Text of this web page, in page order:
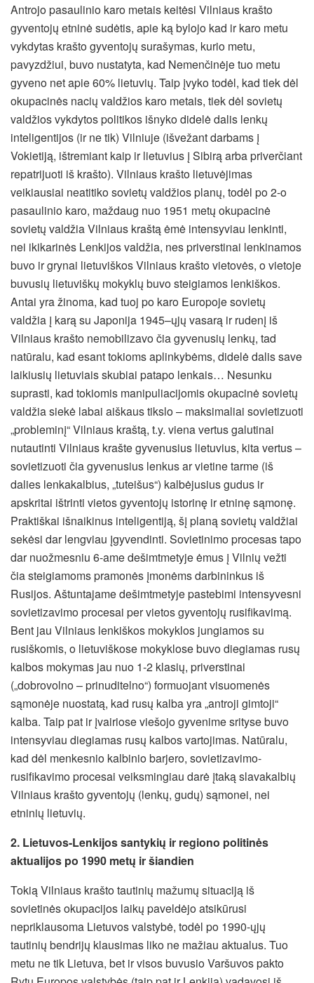
Antrojo pasaulinio karo metais keitėsi Vilniaus krašto
gyventojų etninė sudėtis, apie ką bylojo kad ir karo metu
vykdytas krašto gyventojų surašymas, kurio metu,
pavyzdžiui, buvo nustatyta, kad Nemenčinėje tuo metu
gyveno net apie 60% lietuvių. Taip įvyko todėl, kad tiek dėl
okupacinės nacių valdžios karo metais, tiek dėl sovietų
valdžios vykdytos politikos išnyko didelė dalis lenkų
inteligentijos (ir ne tik) Vilniuje (išvežant darbams į
Vokietiją, ištremiant kaip ir lietuvius į Sibirą arba priverčiant
repatrijuoti iš krašto). Vilniaus krašto lietuvėjimas
veikiausiai neatitiko sovietų valdžios planų, todėl po 2-o
pasaulinio karo, maždaug nuo 1951 metų okupacinė
sovietų valdžia Vilniaus kraštą ėmė intensyviau lenkinti,
nei ikikarinės Lenkijos valdžia, nes priverstinai lenkinamos
buvo ir grynai lietuviškos Vilniaus krašto vietovės, o vietoje
buvusių lietuviškų mokyklų buvo steigiamos lenkiškos.
Antai yra žinoma, kad tuoj po karo Europoje sovietų
valdžia į karą su Japonija 1945–ųjų vasarą ir rudenį iš
Vilniaus krašto nemobilizavo čia gyvenusių lenkų, tad
natūralu, kad esant tokioms aplinkybėms, didelė dalis save
laikiusių lietuviais skubiai patapo lenkais… Nesunku
suprasti, kad tokiomis manipuliacijomis okupacinė sovietų
valdžia siekė labai aiškaus tikslo – maksimaliai sovietizuoti
„probleminį“ Vilniaus kraštą, t.y. viena vertus galutinai
nutautinti Vilniaus krašte gyvenusius lietuvius, kita vertus –
sovietizuoti čia gyvenusius lenkus ar vietine tarme (iš
dalies lenkakalbius, „tuteišus“) kalbėjusius gudus ir
apskritai ištrinti vietos gyventojų istorinę ir etninę sąmonę.
Praktiškai išnaikinus inteligentiją, šį planą sovietų valdžiai
sekėsi dar lengviau įgyvendinti. Sovietinimo procesas tapo
dar nuožmesniu 6-ame dešimtmetyje ėmus į Vilnių vežti
čia steigiamoms pramonės įmonėms darbininkus iš
Rusijos. Aštuntajame dešimtmetyje pastebimi intensyvesni
sovietizavimo procesai per vietos gyventojų rusifikavimą.
Bent jau Vilniaus lenkiškos mokyklos jungiamos su
rusiškomis, o lietuviškose mokyklose buvo diegiamas rusų
kalbos mokymas jau nuo 1-2 klasių, priverstinai
(„dobrovolno – prinuditelno“) formuojant visuomenės
sąmonėje nuostatą, kad rusų kalba yra „antroji gimtoji“
kalba. Taip pat ir įvairiose viešojo gyvenime srityse buvo
intensyviau diegiamas rusų kalbos vartojimas. Natūralu,
kad dėl menkesnio kalbinio barjero, sovietizavimo-
rusifikavimo procesai veiksmingiau darė įtaką slavakalbių
Vilniaus krašto gyventojų (lenkų, gudų) sąmonei, nei
etninių lietuvių.
2. Lietuvos-Lenkijos santykių ir regiono politinės
aktualijos po 1990 metų ir šiandien
Tokią Vilniaus krašto tautinių mažumų situaciją iš
sovietinės okupacijos laikų paveldėjo atsikūrusi
nepriklausoma Lietuvos valstybė, todėl po 1990-ųjų
tautinių bendrijų klausimas liko ne mažiau aktualus. Tuo
metu ne tik Lietuva, bet ir visos buvusio Varšuvos pakto